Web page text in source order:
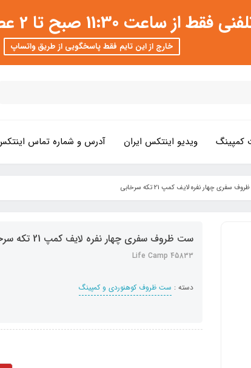
2 عصر و 3 تا 8 شب امکان پذیر است
خارج از این تایم فقط پاسخگویی از طریق واتساپ
کمپینگ ویدیو اینتکس ایران آدرس و شماره تماس
سفری چهار نفره لایف کمپ 21 تکه سرخابی
ست ظروف سفری چهار نفره لایف کمپ 21 تکه سرخابی
45833 Life Camp
دسته : ست ظروف کوهنوردی و کمپینگ